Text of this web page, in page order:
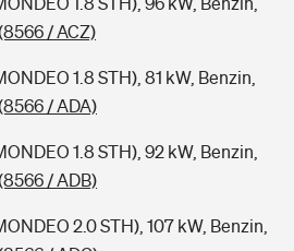
/ ACZ)
1.8 STH), 81 kW, Benzin,
/ ADA)
1.8 STH), 92 kW, Benzin,
/ ADB)
2.0 STH), 107 kW, Benzin,